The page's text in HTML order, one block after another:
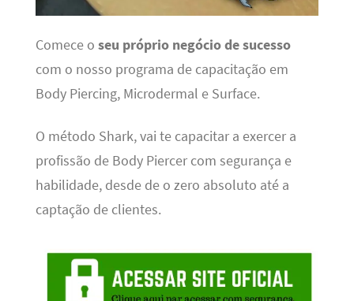
Comece o seu próprio negócio de sucesso
com o nosso programa de capacitação em
Body Piercing, Microdermal e Surface.
O método Shark, vai te capacitar a exercer a
profissão de Body Piercer com segurança e
habilidade, desde de o zero absoluto até a
captação de clientes.